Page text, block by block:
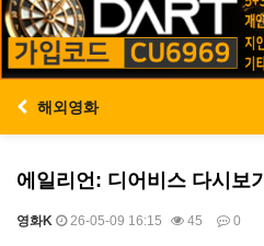
해외영화
에일리언: 디어비스 다시보기
영화K 26-05-09 16:15 45 0